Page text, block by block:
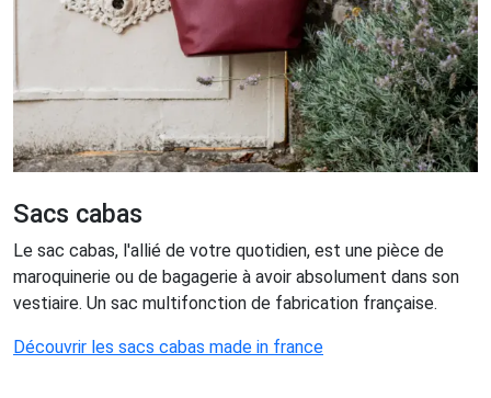
Sacs cabas
Le sac cabas, l'allié de votre quotidien, est une pièce de
maroquinerie ou de bagagerie à avoir absolument dans son
vestiaire. Un sac multifonction de fabrication française.
Découvrir les sacs cabas made in france